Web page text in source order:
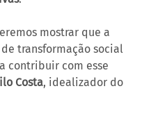
mostrar que a
transformação social
contribuir com esse
Costa, idealizador do